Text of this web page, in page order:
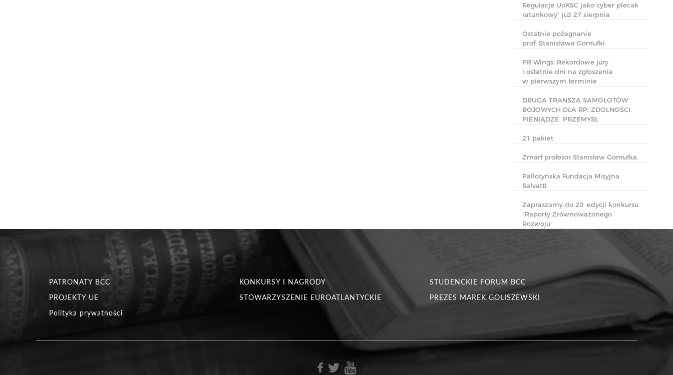
Regulacje UoKSC jako cyber plecak
ratunkowy” już 27 sierpnia
Ostatnie pożegnanie
prof. Stanisława Gomułki
PR Wings: Rekordowe jury
i ostatnie dni na zgłoszenia
w pierwszym terminie
DRUGA TRANSZA SAMOLOTÓW
BOJOWYCH DLA RP: ZDOLNOŚCI,
PIENIĄDZE, PRZEMYSŁ
21 pakiet
Zmarł profesor Stanisław Gomułka
Pallotyńska Fundacja Misyjna
Salvatti
Zapraszamy do 20. edycji konkursu
“Raporty Zrównoważonego
Rozwoju”
PATRONATY BCC KONKURSY I NAGRODY
STUDENCKIE FORUM BCC
PROJEKTY UE
STOWARZYSZENIE EUROATLANTYCKIE
PREZES MAREK GOLISZEWSKI
Polityka prywatności